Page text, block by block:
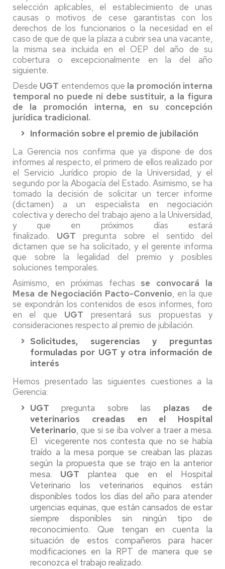
selección aplicables, el establecimiento de unas
causas o motivos de cese garantistas con los
derechos de los funcionarios o la necesidad en el
caso de que de que la plaza a cubrir sea una vacante,
la misma sea incluida en el OEP del año de su
cobertura o excepcionalmente en la del año
siguiente.
Desde UGT entendemos que la promoción interna
temporal no puede ni debe sustituir, a la figura
de la promoción interna, en su concepción
jurídica tradicional.
Información sobre el premio de jubilación
La Gerencia nos confirma que ya dispone de dos
informes al respecto, el primero de ellos realizado por
el Servicio Jurídico propio de la Universidad, y el
segundo por la Abogacía del Estado. Asimismo, se ha
tomado la decisión de solicitar un tercer informe
(dictamen) a un especialista en negociación
colectiva y derecho del trabajo ajeno a la Universidad,
y que en próximos días estará
finalizado. UGT pregunta sobre el sentido del
dictamen que se ha solicitado, y el gerente informa
que sobre la legalidad del premio y posibles
soluciones temporales.
Asimismo, en próximas fechas se convocará la
Mesa de Negociación Pacto-Convenio, en la que
se expondrán los contenidos de esos informes, foro
en el que UGT presentará sus propuestas y
consideraciones respecto al premio de jubilación.
Solicitudes, sugerencias y preguntas
formuladas por UGT y otra información de
interés
Hemos presentado las siguientes cuestiones a la
Gerencia:
UGT pregunta sobre las plazas de
veterinarios creadas en el Hospital
Veterinario, que si se iba volver a traer a mesa.
El vicegerente nos contesta que no se había
traído a la mesa porque se creaban las plazas
según la propuesta que se trajo en la anterior
mesa. UGT plantea que en el Hospital
Veterinario los veterinarios equinos están
disponibles todos los días del año para atender
urgencias equinas, que están cansados de estar
siempre disponibles sin ningún tipo de
reconocimiento. Que tengan en cuenta la
situación de estos compañeros para hacer
modificaciones en la RPT de manera que se
reconozca el trabajo realizado.